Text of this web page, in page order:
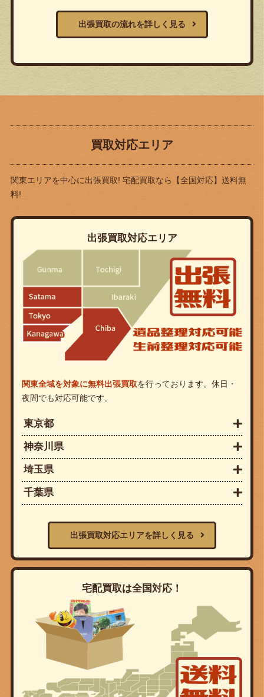
出張買取の流れを詳しく見る
買取対応エリア
関東エリアを中心に出張買取! 宅配買取なら
【全国対応】送料無
料!
出張買取対応エリア
関東全域を対象に無料出張買取を行っております。休日・
夜間でも対応可能です。
東京都
神奈川県
埼玉県
千葉県
出張買取対応エリアを詳しく見る
宅配買取は全国対応！